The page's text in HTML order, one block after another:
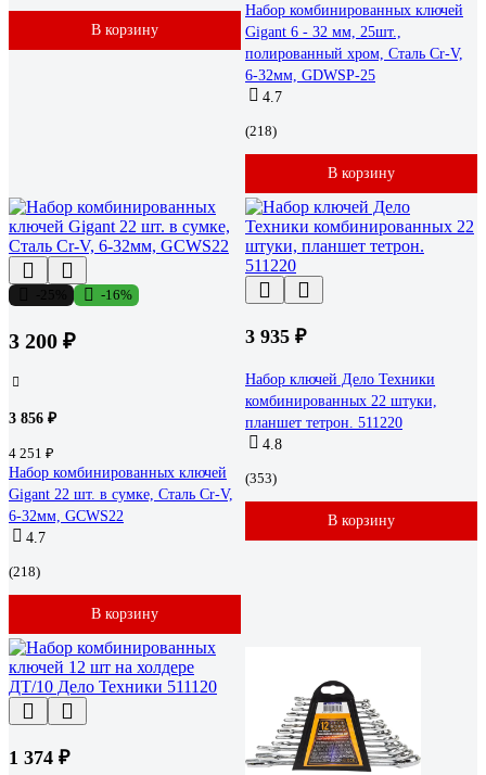
В корзину
Набор комбинированных ключей
Gigant 6 - 32 мм, 25шт.,
полированный хром, Сталь Cr-V,
6-32мм, GDWSP-25
4.7
(218)
В корзину
-16%
3 200 ₽
3 856 ₽
4 251 ₽
Набор комбинированных ключей
Gigant 22 шт. в сумке, Сталь Cr-V,
6-32мм, GCWS22
4.7
(218)
В корзину
3 935 ₽
Набор ключей Дело Техники
комбинированных 22 штуки,
планшет тетрон. 511220
4.8
(353)
В корзину
1 374 ₽